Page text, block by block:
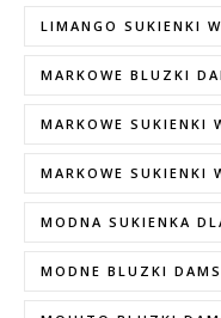
LIMANGO SUKIENKI
MARKOWE BLUZKI
MARKOWE SUKIENKI
MARKOWE SUKIENKI
MODNA SUKIENKA
MODNE BLUZKI